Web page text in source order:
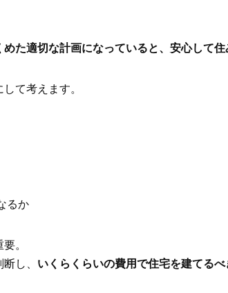
た適切な計画になっていると、安心して住
て考えます。
るか
。
し、 いくらくらいの費用で住宅を建てる